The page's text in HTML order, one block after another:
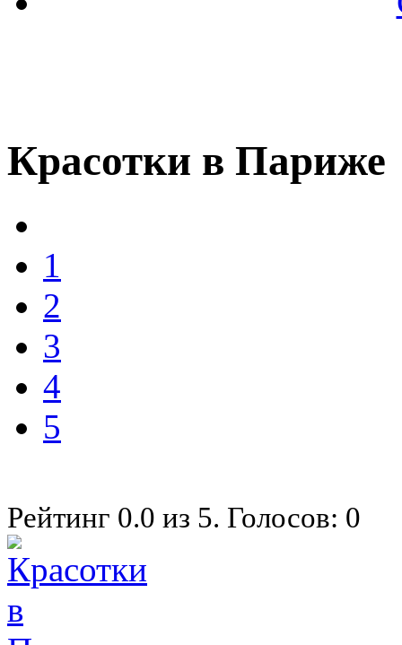
Красотки в Париже
1
2
3
4
5
Рейтинг 0.0 из 5. Голосов: 0